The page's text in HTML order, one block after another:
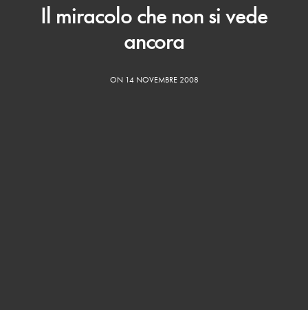
Il miracolo che non si vede
ancora
ON 14 NOVEMBRE 2008